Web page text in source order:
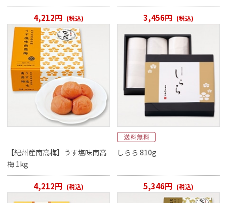
4,212円 (税込) 3,456円 (税込)
【紀州産南高梅】うす塩味南高
梅 1kg
4,212円 (税込)
しらら 810g
5,346円 (税込)